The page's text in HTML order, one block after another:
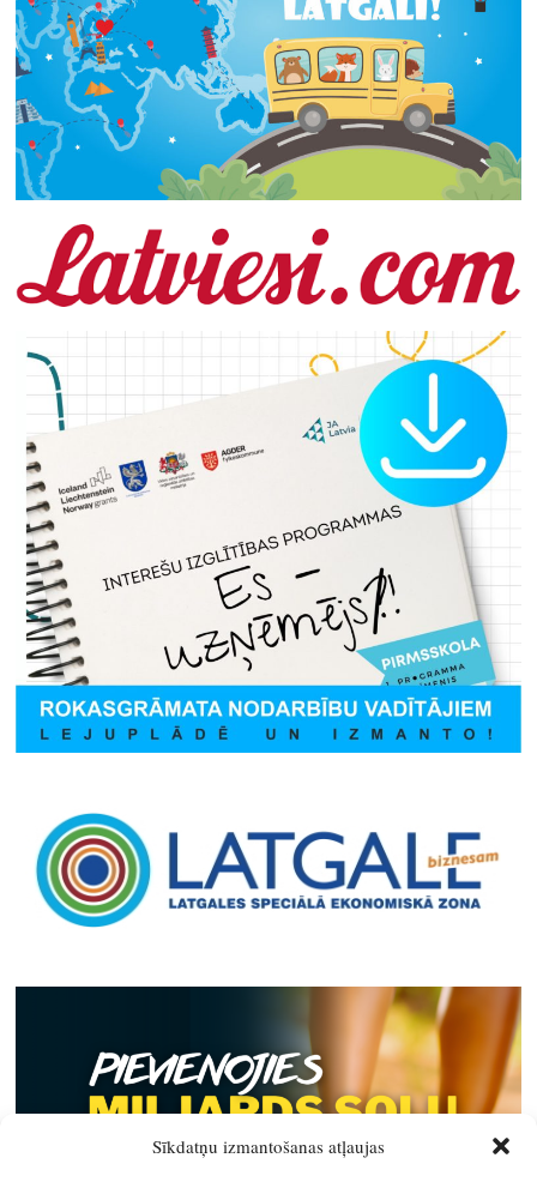
Sīkdatņu izmantošanas atļaujas